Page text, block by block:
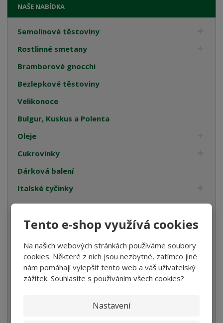
Tento e-shop využívá cookies
Na našich webových stránkách používáme soubory
cookies. Některé z nich jsou nezbytné, zatímco jiné
nám pomáhají vylepšit tento web a váš uživatelský
zážitek. Souhlasíte s používáním všech cookies?
Nastavení
NAŠE NABÍDKA
Semolinové těstoviny
Rostlinné smetany
Bramborové gnocchi
Bezlepkové těstoviny
Velikonoce
Bulgur, Kuskus a Polenta
Oleje
Cukrovinky
Dárková balení
Italské tyčinky
Kompoty
Káva
Luštěniny
Mořská sůl